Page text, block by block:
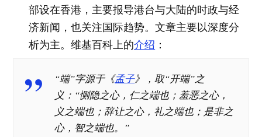
部设在香港，主要报导港台与大陆的时政与经
济新闻，也关注国际趋势。文章主要以深度分
析为主。维基百科上的介绍 ：
“端”字源于《孟子》，取“开端”之
义：“恻隐之心，仁之端也；羞恶之心，
义之端也；辞让之心，礼之端也；是非之
心，智之端也。”